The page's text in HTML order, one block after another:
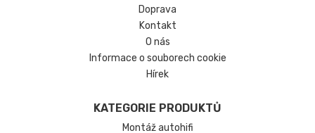
Doprava
Kontakt
O nás
Informace o souborech cookie
Hírek
KATEGORIE PRODUKTŮ
Montáž autohifi